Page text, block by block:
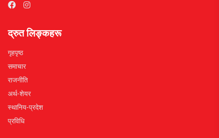
द्रुत लिङ्कहरू
गृहपृष्ठ
समाचार
राजनीति
अर्थ-शेयर
स्थानिय-प्रदेश
प्रविधि